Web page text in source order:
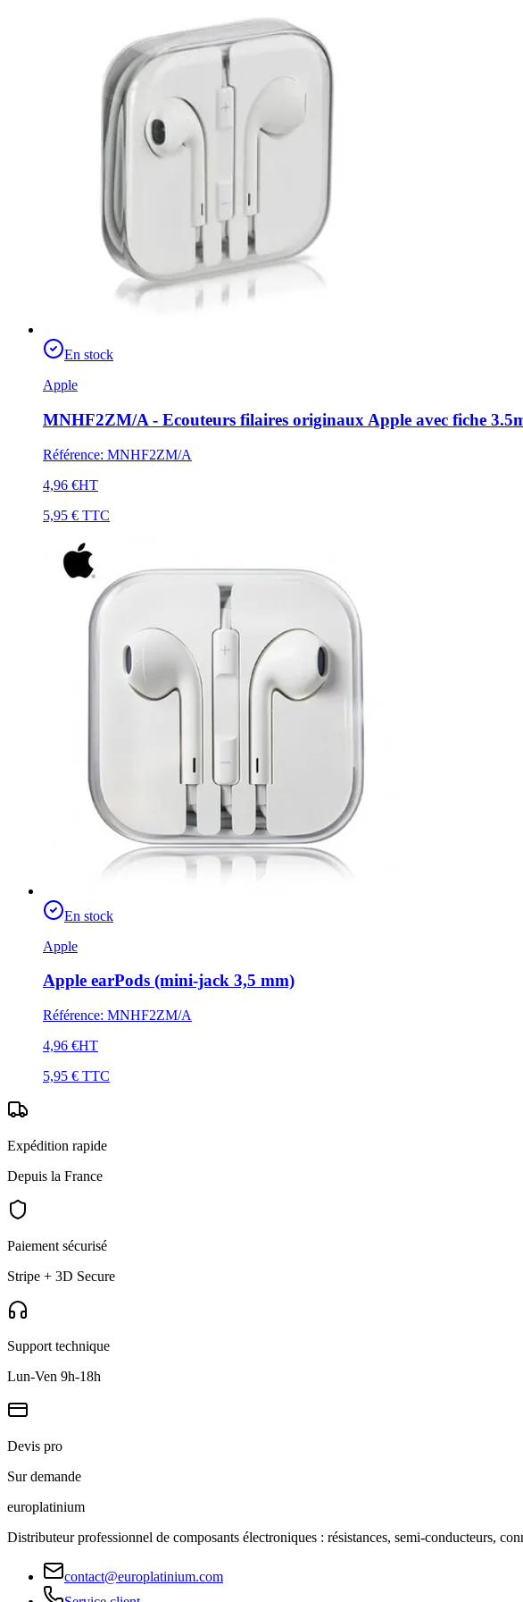
En stock
Apple
MNHF2ZM/A - Ecouteurs filaires originaux Apple avec fiche
Référence: MNHF2ZM/A
4,96 €HT
5,95 € TTC
En stock
Apple
Apple earPods (mini-jack 3,5 mm)
Référence: MNHF2ZM/A
4,96 €HT
5,95 € TTC
Expédition rapide
Depuis la France
Paiement sécurisé
Stripe + 3D Secure
Support technique
Lun-Ven 9h-18h
Devis pro
Sur demande
europlatinium
Distributeur professionnel de composants électroniques : résistances, semi-conducteurs,
contact@europlatinium.com